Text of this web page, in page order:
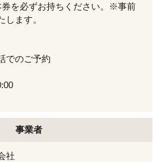
券を必ずお持ちください。※事前
します。
でのご予約
事業者
社